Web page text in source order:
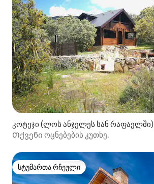
კოტეჯი (ლოს ანჯელეს სან რაფაელში)
Თქვენი ოცნებების კუთხე.
სტუმართა რჩეული
სტუმართა რჩეული